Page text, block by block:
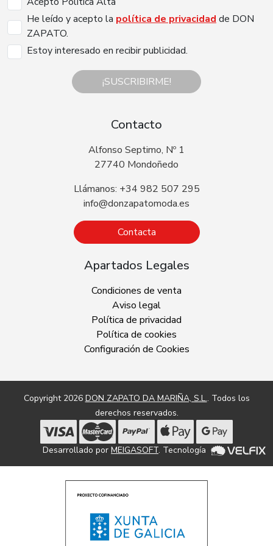
He leído y acepto la política de privacidad de DON
ZAPATO.
Estoy interesado en recibir publicidad.
¡SUSCRIBIRME!
Contacto
Alfonso Septimo, Nº 1
27740 Mondoñedo
Llámanos: +34 982 507 295
info@donzapatomoda.es
Contacta
Apartados Legales
Condiciones de venta
Aviso legal
Política de privacidad
Política de cookies
Configuración de Cookies
Copyright 2026 DON ZAPATO DA MARIÑA, S.L.. Todos los
derechos reservados.
Desarrollado por MEIGASOFT. Tecnología